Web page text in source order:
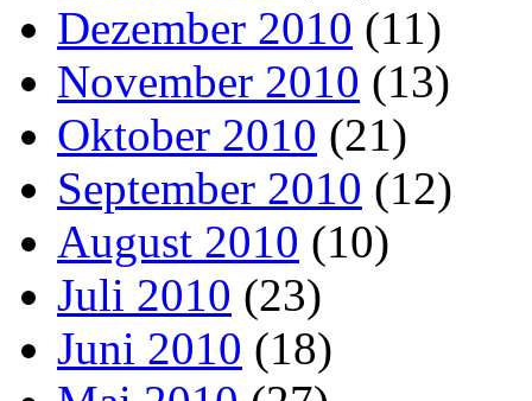
Dezember 2010 (11)
November 2010 (13)
Oktober 2010 (21)
September 2010 (12)
August 2010 (10)
Juli 2010 (23)
Juni 2010 (18)